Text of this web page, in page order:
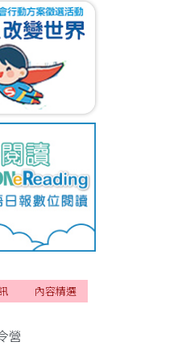
營
內容精選